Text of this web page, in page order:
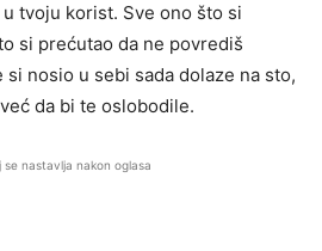
tvoju korist. Sve ono što si
si prećutao da ne povrediš
nosio u sebi sada dolaze na sto,
da bi te oslobodile.
se nastavlja nakon oglasa